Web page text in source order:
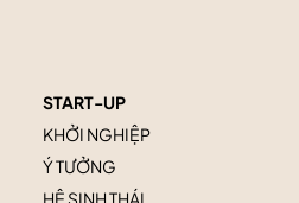
START-UP
KHỞI NGHIỆP
Ý TƯỞNG
HỆ SINH THÁI